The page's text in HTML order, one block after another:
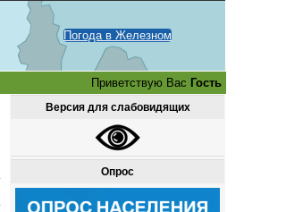
Погода в Железном
Приветствую Вас Гость
Версия для слабовидящих
Опрос